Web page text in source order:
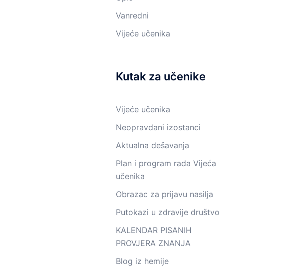
Vanredni
Vijeće učenika
Kutak za učenike
Vijeće učenika
Neopravdani izostanci
Aktualna dešavanja
Plan i program rada Vijeća
učenika
Obrazac za prijavu nasilja
Putokazi u zdravije društvo
KALENDAR PISANIH
PROVJERA ZNANJA
Blog iz hemije